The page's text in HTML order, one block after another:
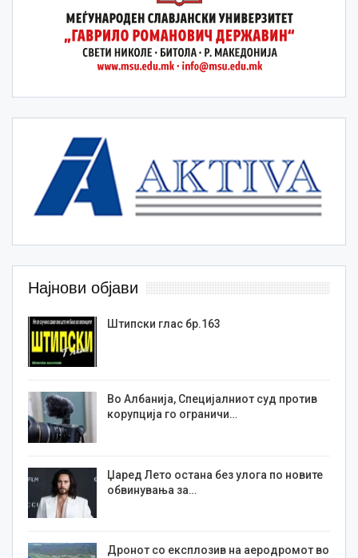
Најнови објави
Штипски глас бр.163
Во Албанија, Специјалниот суд против
корупција го ограничи…
Џаред Лето остана без улога по новите
обвинувања за…
Дронот со експлозив на аеродромот во